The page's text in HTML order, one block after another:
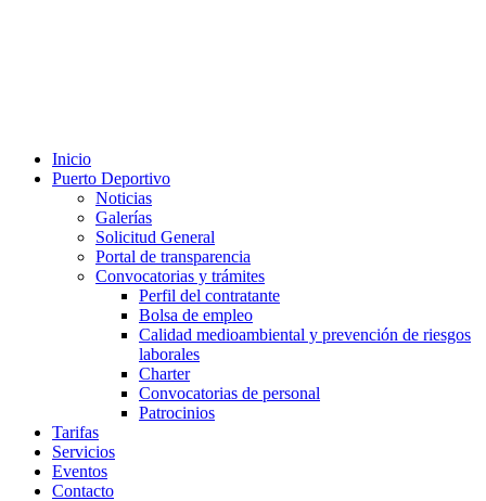
Inicio
Puerto Deportivo
Noticias
Galerías
Solicitud General
Portal de transparencia
Convocatorias y trámites
Perfil del contratante
Bolsa de empleo
Calidad medioambiental y prevención de riesgos
laborales
Charter
Convocatorias de personal
Patrocinios
Tarifas
Servicios
Eventos
Contacto